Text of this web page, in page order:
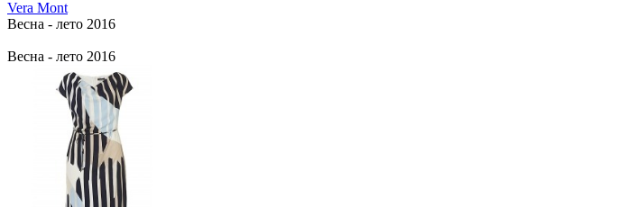
Vera Mont
Весна - лето 2016
Весна - лето 2016